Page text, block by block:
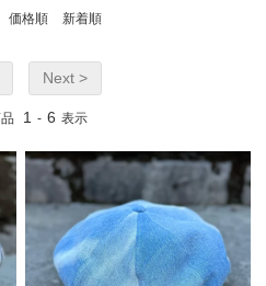
価格順 新着順
Next >
1 - 6 表示